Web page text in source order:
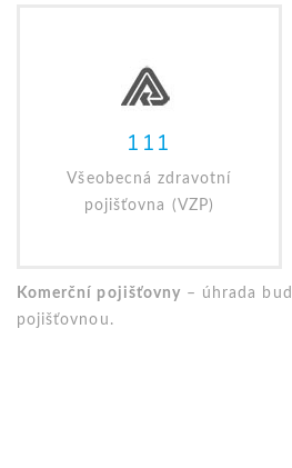
111
Všeobecná zdravotní
pojišťovna (VZP)
Komerční pojišťovny – úhrada
pojišťovnou.